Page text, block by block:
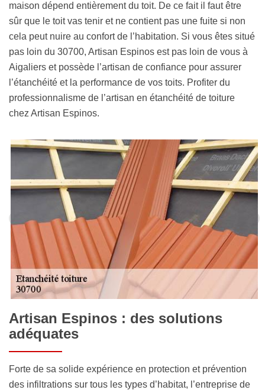
maison dépend entièrement du toit. De ce fait il faut être
sûr que le toit vas tenir et ne contient pas une fuite si non
cela peut nuire au confort de l’habitation. Si vous êtes situé
pas loin du 30700, Artisan Espinos est pas loin de vous à
Aigaliers et possède l’artisan de confiance pour assurer
l’étanchéité et la performance de vos toits. Profiter du
professionnalisme de l’artisan en étanchéité de toiture
chez Artisan Espinos.
Artisan Espinos : des solutions
adéquates
Forte de sa solide expérience en protection et prévention
des infiltrations sur tous les types d’habitat, l’entreprise de